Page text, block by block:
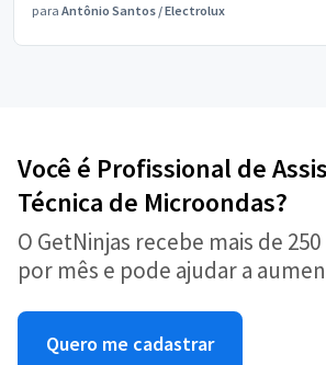
para Antônio Santos /Electrolux
Você é Profissional de
Técnica de Microondas?
O GetNinjas recebe mais de
por mês e pode ajudar a
Quero me cadastrar